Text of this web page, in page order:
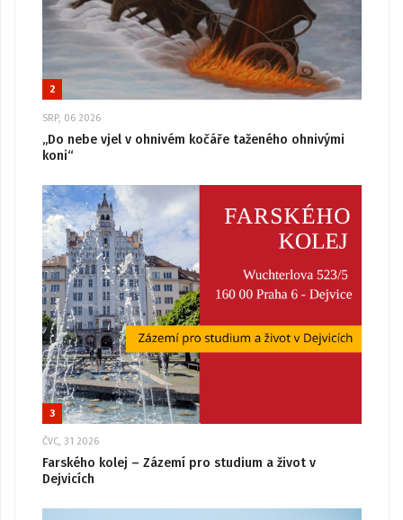
2
SRP, 06 2026
„Do nebe vjel v ohnivém kočáře taženého ohnivými
koni“
3
ČVC, 31 2026
Farského kolej – Zázemí pro studium a život v
Dejvicích